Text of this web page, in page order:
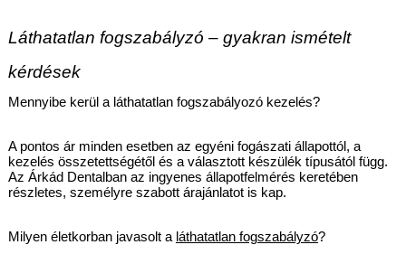
Láthatatlan fogszabályzó – gyakran ismételt
kérdések
Mennyibe kerül a láthatatlan fogszabályozó kezelés?
A pontos ár minden esetben az egyéni fogászati állapottól, a
kezelés összetettségétől és a választott készülék típusától függ.
Az Árkád Dentalban az ingyenes állapotfelmérés keretében
részletes, személyre szabott árajánlatot is kap.
Milyen életkorban javasolt a láthatatlan fogszabályzó?